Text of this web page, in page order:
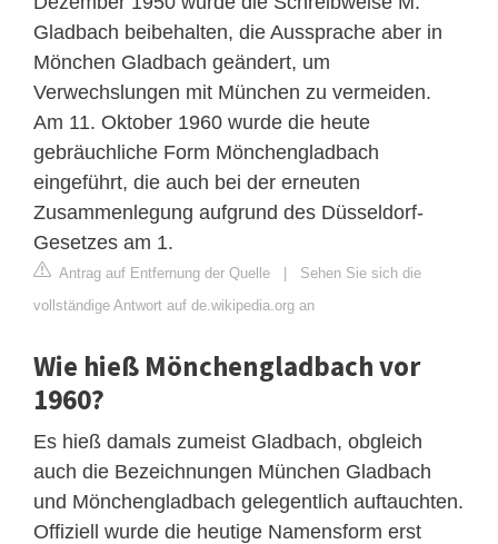
Gladbach beibehalten, die Aussprache aber in
Mönchen Gladbach geändert, um
Verwechslungen mit München zu vermeiden.
Am 11. Oktober 1960 wurde die heute
gebräuchliche Form Mönchengladbach
eingeführt, die auch bei der erneuten
Zusammenlegung aufgrund des Düsseldorf-
Gesetzes am 1.
Antrag auf Entfernung der Quelle | Sehen Sie sich die
vollständige Antwort auf de.wikipedia.org an
Wie hieß Mönchengladbach vor
1960?
Es hieß damals zumeist Gladbach, obgleich
auch die Bezeichnungen München Gladbach
und Mönchengladbach gelegentlich auftauchten.
Offiziell wurde die heutige Namensform erst